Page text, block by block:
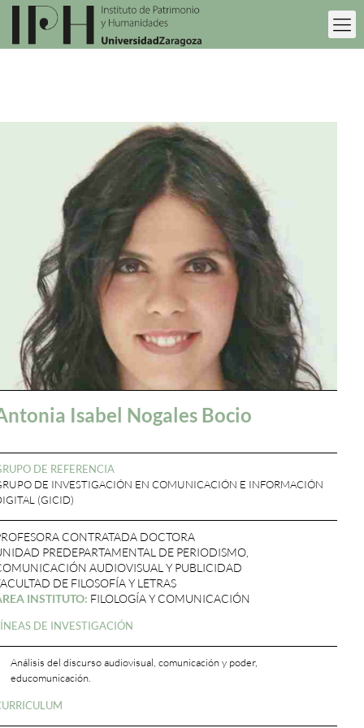
Isabel Nogales Bocio
DE REFERENCIA
DE INVESTIGACIÓN EN COMUNICACIÓN E INFORMACIÓN
(GICID)
CONTRATADA DOCTORA
PREDEPARTAMENTAL DE PERIODISMO,
AUDIOVISUAL Y PUBLICIDAD
DE FILOSOFÍA Y LETRAS
INSTITUTO: FILOLOGÍA Y COMUNICACIÓN
DE INVESTIGACIÓN
Análisis del discurso audiovisual, comunicación y poder,
educomunicación.